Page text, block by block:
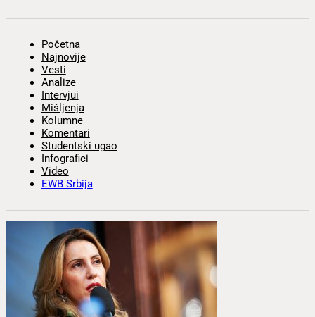
Početna
Najnovije
Vesti
Analize
Intervjui
Mišljenja
Kolumne
Komentari
Studentski ugao
Infografici
Video
EWB Srbija